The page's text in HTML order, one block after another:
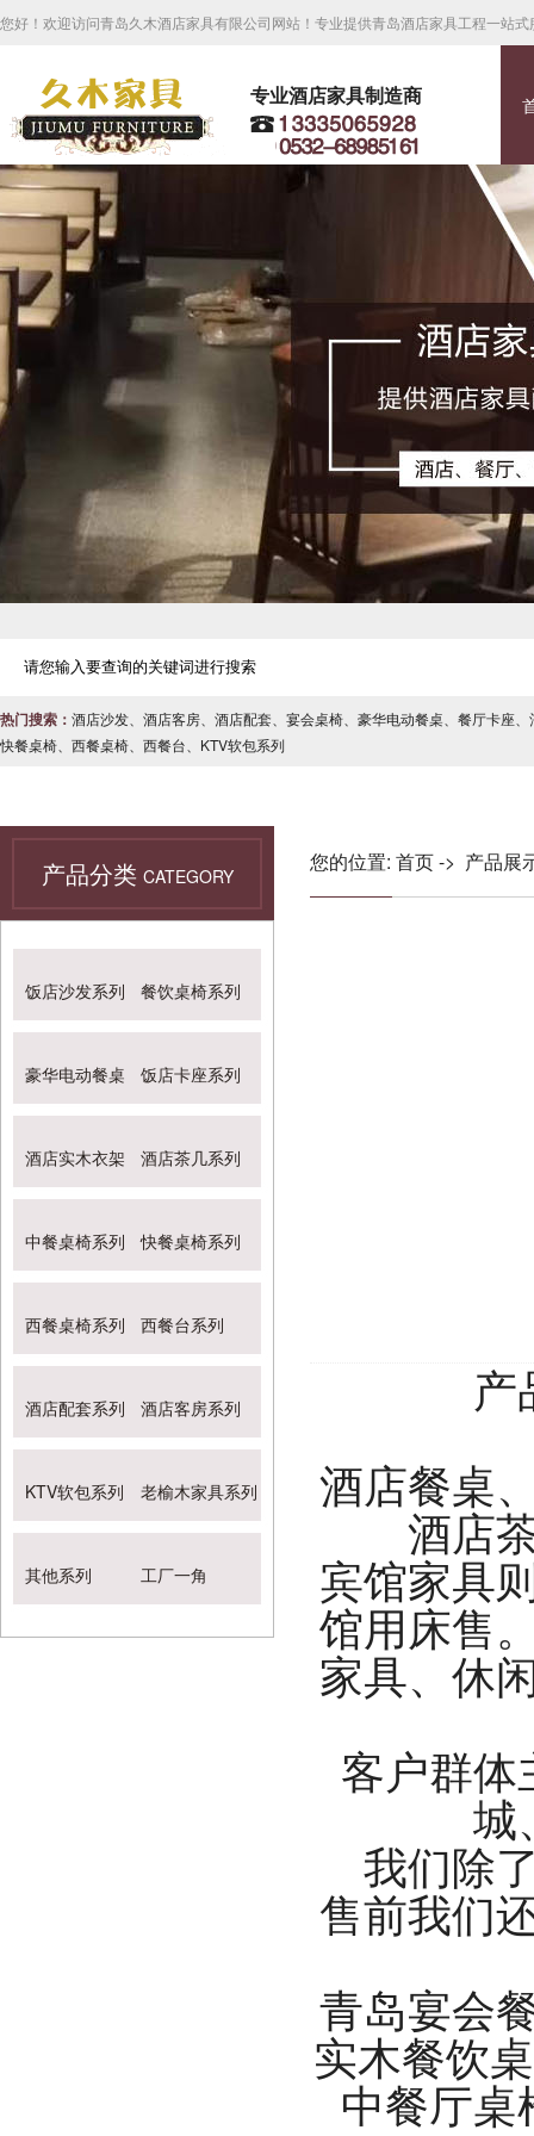
您好！欢迎访问青岛久木酒店家具有限公司网站！专业提供青岛酒店家具工程一站式
专业酒店家具制造商
热门搜索： 酒店沙发 酒店客房 酒店配套 宴会桌椅 豪华电动餐桌 餐厅卡座
快餐桌椅
西餐桌椅 西餐台 KTV软包系列
产品分类 CATEGORY
饭店沙发系列 餐饮桌椅系列
豪华电动餐桌 饭店卡座系列
酒店实木衣架 酒店茶几系列
中餐桌椅系列 快餐桌椅系列
西餐桌椅系列 西餐台系列
酒店配套系列 酒店客房系列
KTV软包系列 老榆木家具系列
其他系列 工厂一角
您的位置: 首页-> 产品展
产
酒店餐桌
酒店
宾馆家具
馆用床售
家具、休
客户群
城
我们除
售前我们
青岛宴会
实木餐饮
中餐厅